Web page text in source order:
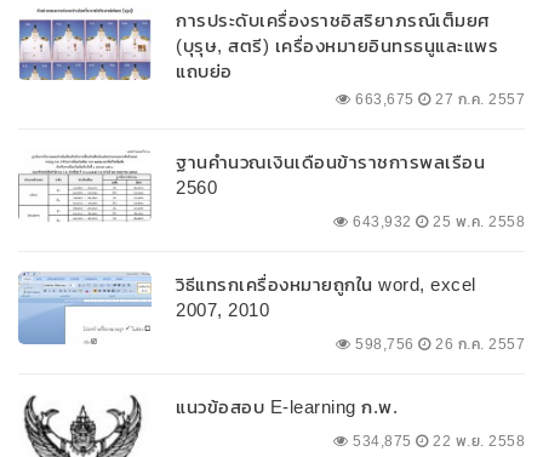
การประดับเครื่องราชอิสริยาภรณ์เต็มยศ
(บุรุษ, สตรี) เครื่องหมายอินทรธนูและแพร
แถบย่อ
663,675 27 ก.ค. 2557
ฐานคำนวณเงินเดือนข้าราชการพลเรือน
2560
643,932 25 พ.ค. 2558
วิธีแทรกเครื่องหมายถูกใน word, excel
2007, 2010
598,756 26 ก.ค. 2557
แนวข้อสอบ E-learning ก.พ.
534,875 22 พ.ย. 2558